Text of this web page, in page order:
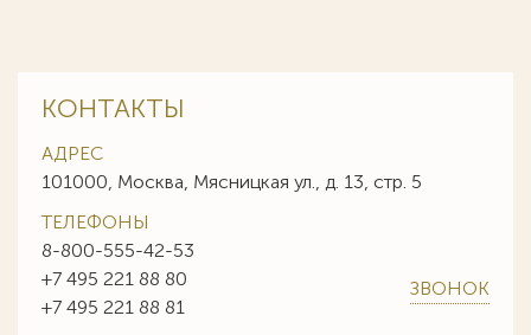
КОНТАКТЫ
АДРЕС
101000, Москва, Мясницкая ул., д. 13, стр. 5
ТЕЛЕФОНЫ
8-800-555-42-53
+7 495 221 88 80
+7 495 221 88 81
ЗВОНОК